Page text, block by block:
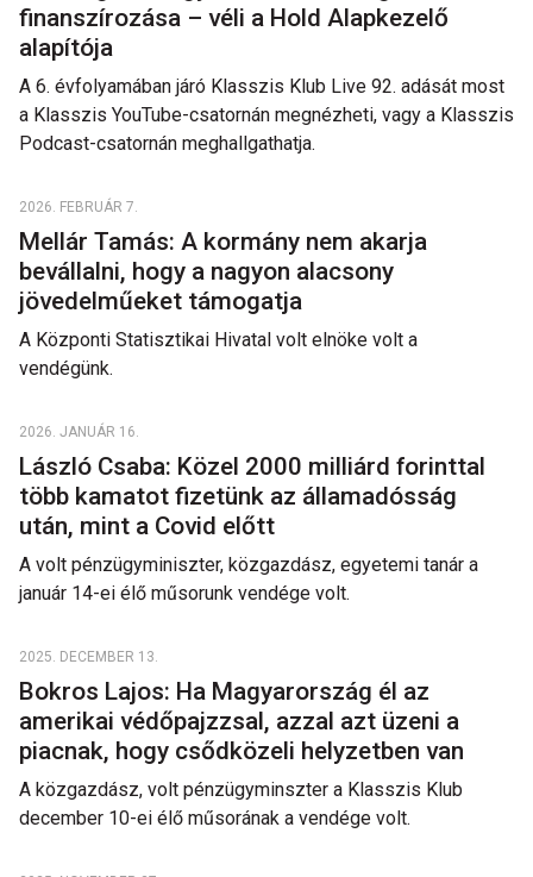
finanszírozása – véli a Hold Alapkezelő
alapítója
A 6. évfolyamában járó Klasszis Klub Live 92. adását most
a Klasszis YouTube-csatornán megnézheti, vagy a Klasszis
Podcast-csatornán meghallgathatja.
2026. FEBRUÁR 7.
Mellár Tamás: A kormány nem akarja
bevállalni, hogy a nagyon alacsony
jövedelműeket támogatja
A Központi Statisztikai Hivatal volt elnöke volt a
vendégünk.
2026. JANUÁR 16.
László Csaba: Közel 2000 milliárd forinttal
több kamatot fizetünk az államadósság
után, mint a Covid előtt
A volt pénzügyminiszter, közgazdász, egyetemi tanár a
január 14-ei élő műsorunk vendége volt.
2025. DECEMBER 13.
Bokros Lajos: Ha Magyarország él az
amerikai védőpajzzsal, azzal azt üzeni a
piacnak, hogy csődközeli helyzetben van
A közgazdász, volt pénzügyminszter a Klasszis Klub
december 10-ei élő műsorának a vendége volt.